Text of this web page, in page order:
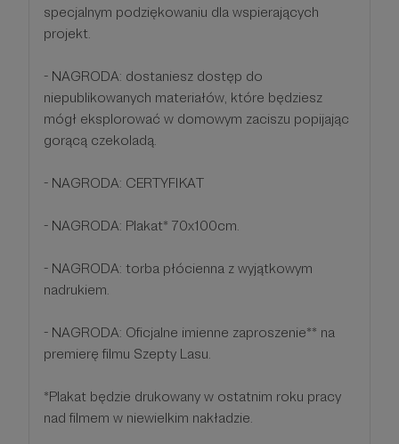
specjalnym podziękowaniu dla wspierających
projekt.
- NAGRODA: dostaniesz dostęp do
niepublikowanych materiałów, które będziesz
mógł eksplorować w domowym zaciszu popijając
gorącą czekoladą.
- NAGRODA: CERTYFIKAT
- NAGRODA: Plakat* 70x100cm.
- NAGRODA: torba płócienna z wyjątkowym
nadrukiem.
- NAGRODA: Oficjalne imienne zaproszenie** na
premierę filmu Szepty Lasu.
*Plakat będzie drukowany w ostatnim roku pracy
nad filmem w niewielkim nakładzie.